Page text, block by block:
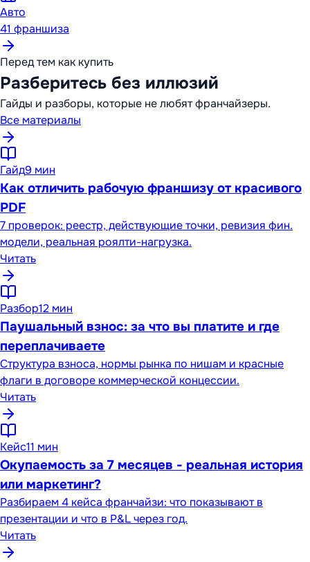
Авто
41 франшиза
Перед тем как купить
Разберитесь без иллюзий
Гайды и разборы, которые не любят франчайзеры.
Все материалы
Гайд9 мин
Как отличить рабочую франшизу от красивого
PDF
7 проверок: реестр, действующие точки, ревизия фин.
модели, реальная роялти-нагрузка.
Читать
Разбор12 мин
Паушальный взнос: за что вы платите и где
переплачиваете
Структура взноса, нормы рынка по нишам и красные
флаги в договоре коммерческой концессии.
Читать
Кейс11 мин
Окупаемость за 7 месяцев - реальная история
или маркетинг?
Разбираем 4 кейса франчайзи: что показывают в
презентации и что в P&L через год.
Читать